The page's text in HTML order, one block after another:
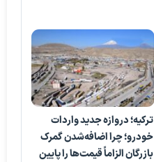
ترکیه؛ دروازه جدید واردات
خودرو؛ چرا اضافه‌شدن گمرک
بازرگان الزاماً قیمت‌ها را پایین